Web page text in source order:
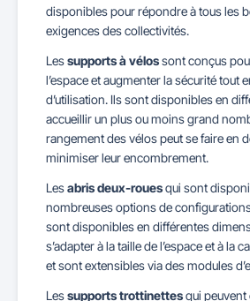
disponibles pour répondre à tous les
exigences des collectivités.
Lessupports à vélossont conçus
l’espace et augmenter la sécurité tout
d’utilisation. Ils sont disponibles en
accueillir un plus ou moins grand
rangement des vélos peut se faire en
minimiser leur encombrement.
Lesabris deux-rouesqui sont
nombreuses options de
sont disponibles en différentes
s’adapter à la taille de l’espace et à la
et sont extensibles via des modules
Lessupports trottinettesqui peuvent